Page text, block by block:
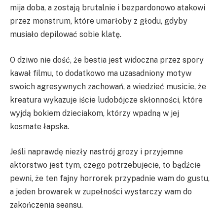
mija doba, a zostają brutalnie i bezpardonowo atakowi
przez monstrum, które umarłoby z głodu, gdyby
musiało depilować sobie klatę.
O dziwo nie dość, że bestia jest widoczna przez spory
kawał filmu, to dodatkowo ma uzasadniony motyw
swoich agresywnych zachowań, a wiedzieć musicie, że
kreatura wykazuje iście ludobójcze skłonności, które
wyjdą bokiem dzieciakom, którzy wpadną w jej
kosmate łapska.
Jeśli naprawdę niezły nastrój grozy i przyjemne
aktorstwo jest tym, czego potrzebujecie, to bądźcie
pewni, że ten fajny horrorek przypadnie wam do gustu,
a jeden browarek w zupełności wystarczy wam do
zakończenia seansu.